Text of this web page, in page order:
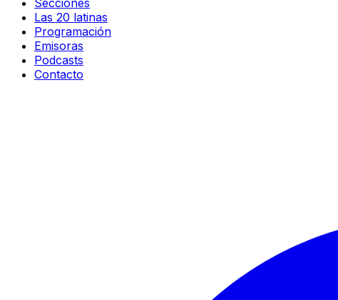
Secciones
Las 20 latinas
Programación
Emisoras
Podcasts
Contacto